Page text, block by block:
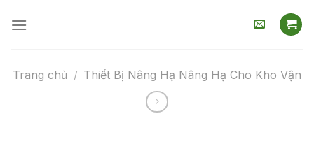
Trang chủ / Thiết Bị Nâng Hạ Nâng Hạ Cho Kho Vận